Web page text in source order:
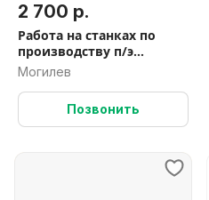
2 700 р.
Работа на станках по
производству п/э
пакетов
Могилев
Позвонить